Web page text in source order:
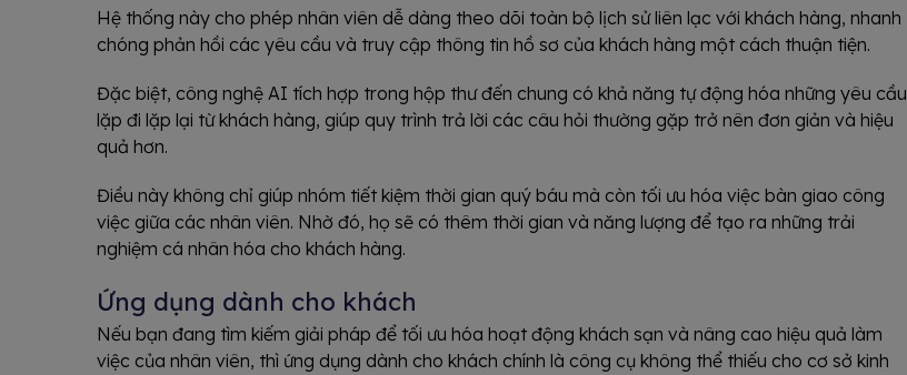
Hệ thống này cho phép nhân viên dễ dàng theo dõi toàn bộ lịch sử liên lạc với khách hàng, nhanh
chóng phản hồi các yêu cầu và truy cập thông tin hồ sơ của khách hàng một cách thuận tiện.
Đặc biệt, công nghệ AI tích hợp trong hộp thư đến chung có khả năng tự động hóa những yêu cầu
lặp đi lặp lại từ khách hàng, giúp quy trình trả lời các câu hỏi thường gặp trở nên đơn giản và hiệu
quả hơn.
Điều này không chỉ giúp nhóm tiết kiệm thời gian quý báu mà còn tối ưu hóa việc bàn giao công
việc giữa các nhân viên. Nhờ đó, họ sẽ có thêm thời gian và năng lượng để tạo ra những trải
nghiệm cá nhân hóa cho khách hàng.
Ứng dụng dành cho khách
Nếu bạn đang tìm kiếm giải pháp để tối ưu hóa hoạt động khách sạn và nâng cao hiệu quả làm
việc của nhân viên, thì ứng dụng dành cho khách chính là công cụ không thể thiếu cho cơ sở kinh